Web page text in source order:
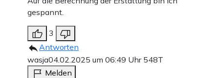
gespannt.
3
Antworten
wasja04.02.2025 um 06:49 Uhr 548T
Melden